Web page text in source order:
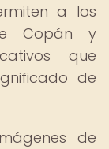
a los
Copán y
que
de
de